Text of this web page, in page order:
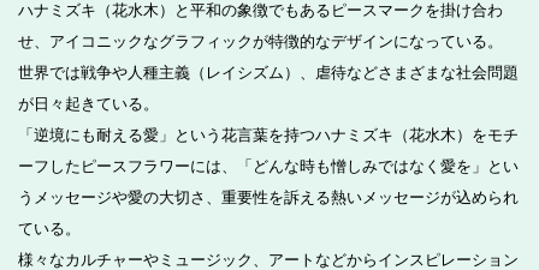
ハナミズキ（花水木）と平和の象徴でもあるピースマークを掛け合わ
せ、アイコニックなグラフィックが特徴的なデザインになっている。
世界では戦争や人種主義（レイシズム）、虐待などさまざまな社会問題
が日々起きている。
「逆境にも耐える愛」という花言葉を持つハナミズキ（花水木）をモチ
ーフしたピースフラワーには、「どんな時も憎しみではなく愛を」とい
うメッセージや愛の大切さ、重要性を訴える熱いメッセージが込められ
ている。
様々なカルチャーやミュージック、アートなどからインスピレーション